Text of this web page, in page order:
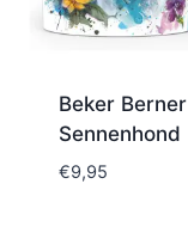
Beker Berner
Sennenhond
€9,95